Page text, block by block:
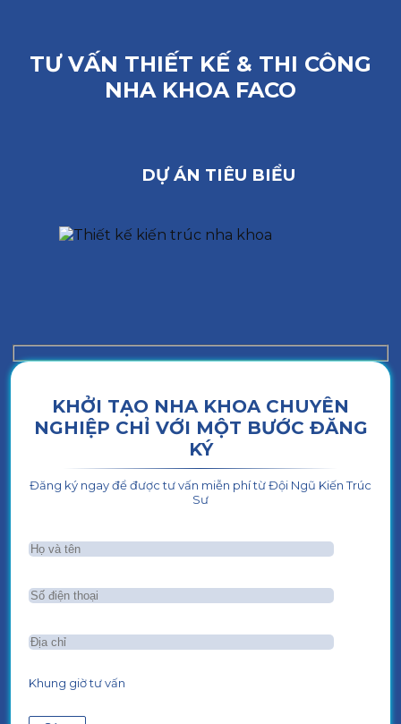
TƯ VẤN THIẾT KẾ & THI CÔNG
NHA KHOA FACO
DỰ ÁN TIÊU BIỂU
KHỞI TẠO NHA KHOA CHUYÊN
NGHIỆP CHỈ VỚI MỘT BƯỚC ĐĂNG
KÝ
Đăng ký ngay để được tư vấn miễn phí từ Đội Ngũ Kiến Trúc
Sư
Khung giờ tư vấn